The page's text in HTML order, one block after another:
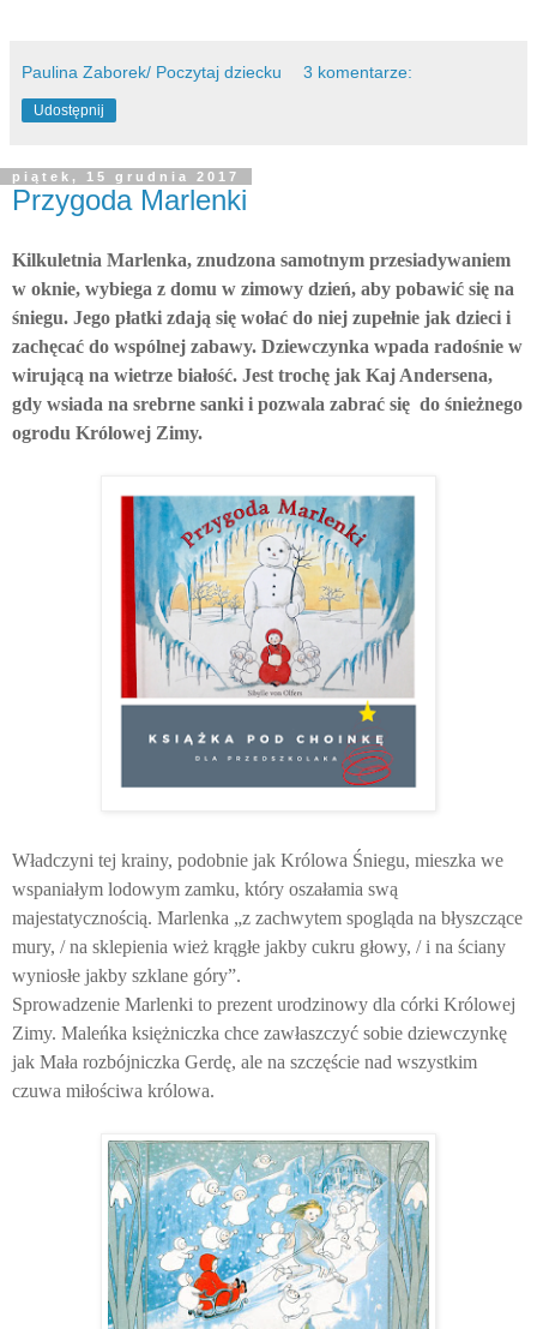
Paulina Zaborek/ Poczytaj dziecku 3 komentarze:
Udostępnij
piątek, 15 grudnia 2017
Przygoda Marlenki
Kilkuletnia Marlenka, znudzona samotnym przesiadywaniem
w oknie, wybiega z domu w zimowy dzień, aby pobawić się na
śniegu. Jego płatki zdają się wołać do niej zupełnie jak dzieci i
zachęcać do wspólnej zabawy. Dziewczynka wpada radośnie w
wirującą na wietrze białość. Jest trochę jak Kaj Andersena,
gdy wsiada na srebrne sanki i pozwala zabrać się do śnieżnego
ogrodu Królowej Zimy.
Władczyni tej krainy, podobnie jak Królowa Śniegu, mieszka we
wspaniałym lodowym zamku, który oszałamia swą
majestatycznością. Marlenka „z zachwytem spogląda na błyszczące
mury, / na sklepienia wież krągłe jakby cukru głowy, / i na ściany
wyniosłe jakby szklane góry”.
Sprowadzenie Marlenki to prezent urodzinowy dla córki Królowej
Zimy. Maleńka księżniczka chce zawłaszczyć sobie dziewczynkę
jak Mała rozbójniczka Gerdę, ale na szczęście nad wszystkim
czuwa miłościwa królowa.